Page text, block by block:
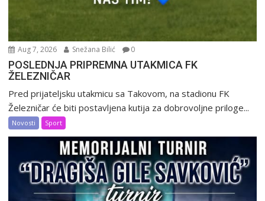
Aug 7, 2026 Snežana Bilić 0
POSLEDNJA PRIPREMNA UTAKMICA FK
ŽELEZNIČAR
Pred prijateljsku utakmicu sa Takovom, na stadionu FK
Železničar će biti postavljena kutija za dobrovoljne priloge...
Novosti Sport